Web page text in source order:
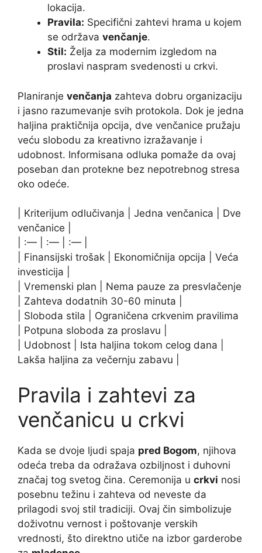
lokacija.
Pravila: Specifični zahtevi hrama u kojem
se održava venčanje.
Stil: Želja za modernim izgledom na
proslavi naspram svedenosti u crkvi.
Planiranje venčanja zahteva dobru organizaciju
i jasno razumevanje svih protokola. Dok je jedna
haljina praktičnija opcija, dve venčanice pružaju
veću slobodu za kreativno izražavanje i
udobnost. Informisana odluka pomaže da ovaj
poseban dan protekne bez nepotrebnog stresa
oko odeće.
| Kriterijum odlučivanja | Jedna venčanica | Dve
venčanice |
| :— | :— | :— |
| Finansijski trošak | Ekonomičnija opcija | Veća
investicija |
| Vremenski plan | Nema pauze za presvlačenje
| Zahteva dodatnih 30-60 minuta |
| Sloboda stila | Ograničena crkvenim pravilima
| Potpuna sloboda za proslavu |
| Udobnost | Ista haljina tokom celog dana |
Lakša haljina za večernju zabavu |
Pravila i zahtevi za
venčanicu u crkvi
Kada se dvoje ljudi spaja pred Bogom, njihova
odeća treba da odražava ozbiljnost i duhovni
značaj tog svetog čina. Ceremonija u crkvi nosi
posebnu težinu i zahteva od neveste da
prilagodi svoj stil tradiciji. Ovaj čin simbolizuje
doživotnu vernost i poštovanje verskih
vrednosti, što direktno utiče na izbor garderobe